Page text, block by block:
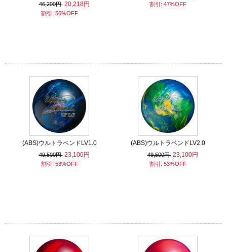
46,200円 20,218円
割引: 56%OFF
割引: 47%OFF
(ABS)ウルトラベンドLV1.0
49,500円 23,100円
割引: 53%OFF
(ABS)ウルトラベンドLV2.0
49,500円 23,100円
割引: 53%OFF